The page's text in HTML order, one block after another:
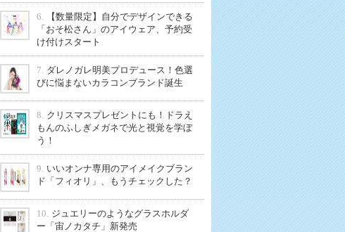
6.
【数量限定】自分でデザインできる
「おそ松さん」のアイウェア、予約受
け付けスタート
7. ダレノガレ明美プロデュース！色選
びに悩まないカラコンブランド誕生
8. クリスマスプレゼントにも！ドラえ
もんのふしぎメガネで光と視覚を学ぼ
う！
9. いいオンナ専用のアイメイクブラン
ド「フィオリ」、もうチェックした？
10. ジュエリーのようなグラスホルダ
ー「宙ノカタチ」新発売